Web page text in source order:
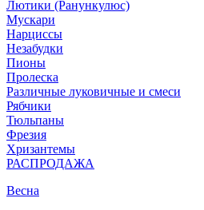
Лютики (Ранункулюс)
Мускари
Нарцисcы
Незабудки
Пионы
Пролеска
Различные луковичные и смеси
Рябчики
Тюльпаны
Фрезия
Хризантемы
РАСПРОДАЖА
Весна